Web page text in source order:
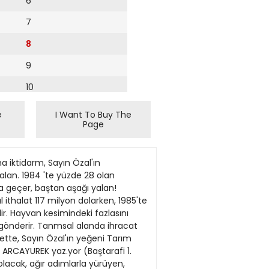
7
8
9
10
14
I Want To Buy The
Page
diye bağırması ve başkanın sözünü keseceğini söylemesi üzerine "Parti bana bu görevi verdi. Bakanlıktaki ntamalan. partizanlıklan araştırdım. Demokratik hak ve özgürlüklerin konuşuldugu burada sözümü keserseniz, Tiirk siyasi larihi sizi yargılayacaklır" diye konuştu. Demir'in konuşması sırasında ANAP'lılarla, SHP'lilerin birbirlerine laf attıkları gözlendi. Bu arada ANAP'lı Talal Zengin ile SHP'li Te\Hk Bilal birbirlerinin üzerine yürürlerken, aynı yolu seçen ANAP'lı Eyüp Aşık ile SHPMİ Kadir Narin güçlükle yatıştırıldı. Demir, konuşmasında Aydın'daki bir imamın Çanakkale'ye şube müdürü olarak atandığını bildirince. ANAP'lı TaJat Zengin oturduğu yerden, "İmam dUşman mısıo sen?" diye bağırdı. Tartışmalann uzaması üzerine Demir, "Türkiye'de demokratik bir döneme geciyoruz. Geçerken ben konuşmayacak mıyım? Gerçekleri söylüyorum. ne denli acı olduklanm siz de anlıyorsunuz. İmamın yönettiği tanmm gelisme hızı ancak yüzde 2.3 olur elbet" şeklinde konuştu. Demir, daha sonra Türkiye'yi 12 Eylül'egetiren kişilerin seçilerek bakanlıkta görevlendirildi|ini bildirdi ve yoğun tepkiler karşısında "Ben burada konuştunılmasam da konuşmamı basına ithaf ediyorum ve tartışmaları uzatmamak için iniyorum" diyerek kürsüden aynldı. Mecliste SHP adına daha sonra Metin Üsiiinel, Paşa Sanoglu, Muhteşem Vasıf Yiicel ve Arif Toprak konuştu. Bundan sonra kürsüyegelen Tarım Bakanı Hüsnü Doğan, partızanlık iddiaJan karşısında, "Kimi nereve getireceğimiz bizim siyasi sorumluluğumuz altındadır. Dokunulmazlık sonımsuzluk demek değildir" dedi. S H P l i l e r , " B u hakarettir" diyerek bakanı protesto eıtiler. Doğan, kendisini partizanlıkla suçlayan SHP'li Demir'e, "Bürokrata ve memura biraz daha saygılı ol" deyince, bu kez de lartışma çıktı. ANAP'lı Başkan Vekili Şevket Bilgin, bakana sürekli laf atan SHP'li Yılmaz Demir ile Salim ErH'e u